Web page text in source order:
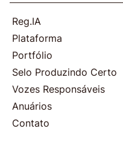
Reg.IA
Plataforma
Portfólio
Selo Produzindo Certo
Vozes Responsáveis
Anuários
Contato